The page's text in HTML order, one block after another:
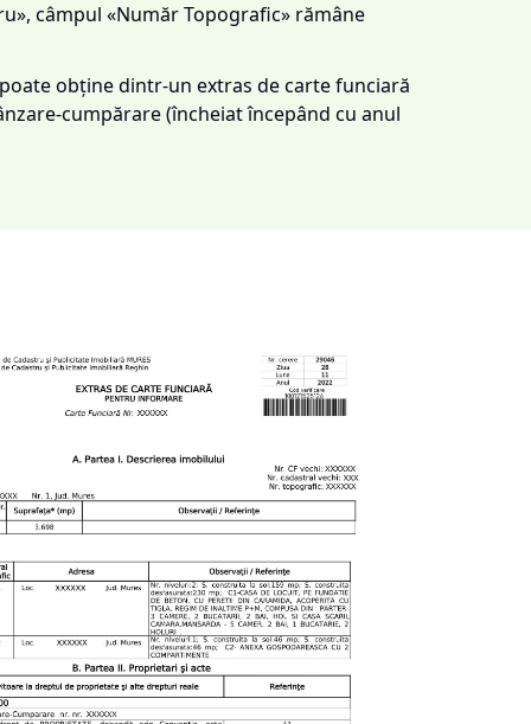
câmpul «Număr Topografic» rămâne
obține dintr-un extras de carte funciară
cumpărare (încheiat începând cu anul